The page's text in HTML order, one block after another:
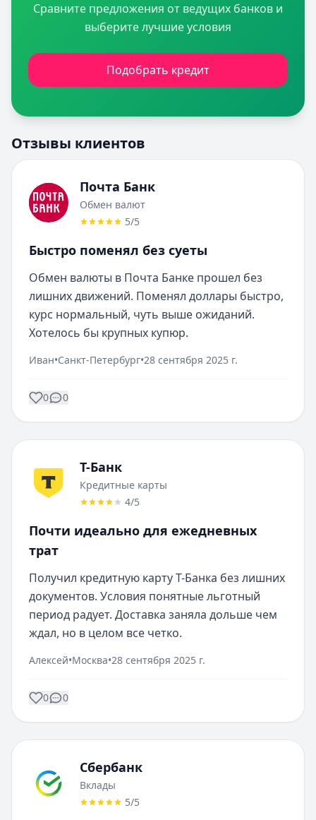
Сравните предложения от ведущих банков и
выберите лучшие условия
Подобрать кредит
Отзывы клиентов
Почта Банк
Обмен валют
5/5
Быстро поменял без суеты
Обмен валюты в Почта Банке прошел без
лишних движений. Поменял доллары быстро,
курс нормальный, чуть выше ожиданий.
Хотелось бы крупных купюр.
Иван•Санкт-Петербург•28 сентября 2025 г.
0 0
Т-Банк
Кредитные карты
4/5
Почти идеально для ежедневных
трат
Получил кредитную карту Т-Банка без лишних
документов. Условия понятные льготный
период радует. Доставка заняла дольше чем
ждал, но в целом все четко.
Алексей•Москва•28 сентября 2025 г.
0 0
Сбербанк
Вклады
5/5